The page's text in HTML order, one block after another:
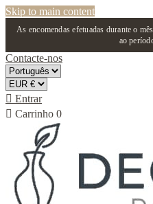
Skip to main content
As encomendas efetuadas durante o
ao
Contacte-nos
 Entrar
 Carrinho 0